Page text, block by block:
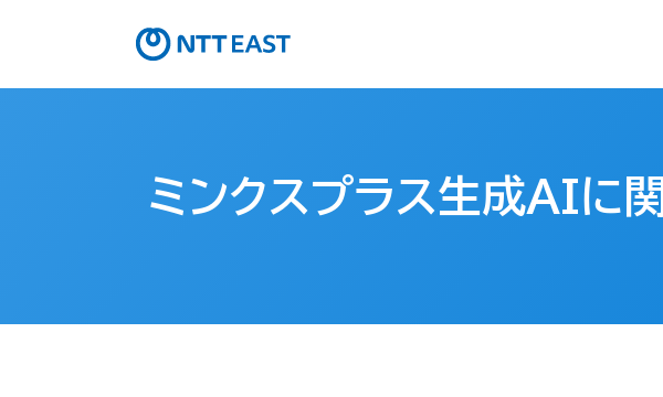
ミンクスプラス生成AIに